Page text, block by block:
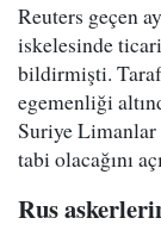
Reuters geçen
iskelesinde
bildirmişti.
egemenliği
Suriye Limanlar
tabi olacağını
Rus